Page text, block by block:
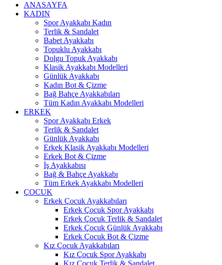
ANASAYFA
KADIN
Spor Ayakkabı Kadın
Terlik & Sandalet
Babet Ayakkabı
Topuklu Ayakkabı
Dolgu Topuk Ayakkabı
Klasik Ayakkabı Modelleri
Günlük Ayakkabı
Kadın Bot & Çizme
Bağ Bahçe Ayakkabıları
Tüm Kadın Ayakkabı Modelleri
ERKEK
Spor Ayakkabı Erkek
Terlik & Sandalet
Günlük Ayakkabı
Erkek Klasik Ayakkabı Modelleri
Erkek Bot & Çizme
İş Ayakkabısı
Bağ & Bahçe Ayakkabı
Tüm Erkek Ayakkabı Modelleri
ÇOCUK
Erkek Çocuk Ayakkabıları
Erkek Çocuk Spor Ayakkabı
Erkek Çocuk Terlik & Sandalet
Erkek Çocuk Günlük Ayakkabı
Erkek Çocuk Bot & Çizme
Kız Çocuk Ayakkabıları
Kız Çocuk Spor Ayakkabı